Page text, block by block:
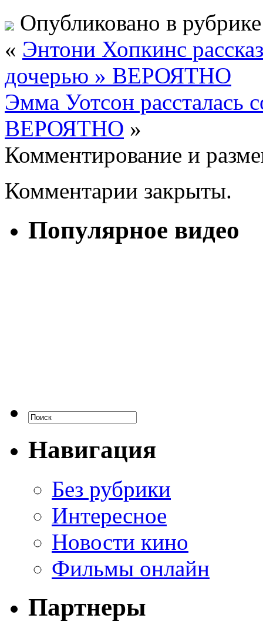
Опубликовано в
« Энтони Хопкинс
дочерью » ВЕРОЯТНО
Эмма Уотсон рассталась
ВЕРОЯТНО »
Комментирование и
Комментарии закрыты.
Популярное видео
Навигация
Без рубрики
Интересное
Новости кино
Фильмы онлайн
Партнеры